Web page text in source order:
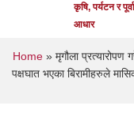
कृषि, पर्यटन र
आधार
You are
Home» मृगौला प्रत्यारोपण
पक्षघात भएका बिरामीहरुले